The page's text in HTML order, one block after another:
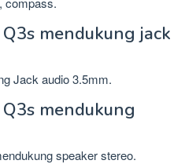
mendukung jack
Jack audio 3.5mm.
mendukung
speaker stereo.